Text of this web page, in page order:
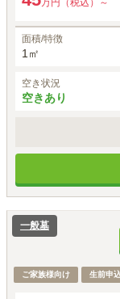
万円（税込）～
面積/特徴
1㎡
空き状況
空きあり
価格には、墓地永代
一般墓
ご家族様向け 生前申